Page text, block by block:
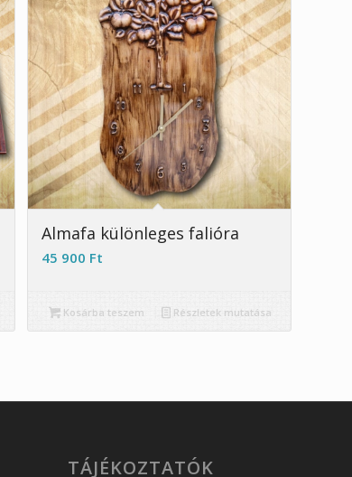
5.00
Almafa különleges falióra
45 900 Ft
Kosárba teszem Részletek mutatása
TÁJÉKOZTATÓK